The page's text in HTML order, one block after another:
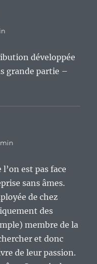
développée
grande partie –
min
est pas face
sans âmes.
de chez
des
membre de la
et donc
de leur passion.